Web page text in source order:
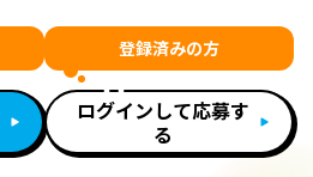
登録済みの方
ログインして応募す
る